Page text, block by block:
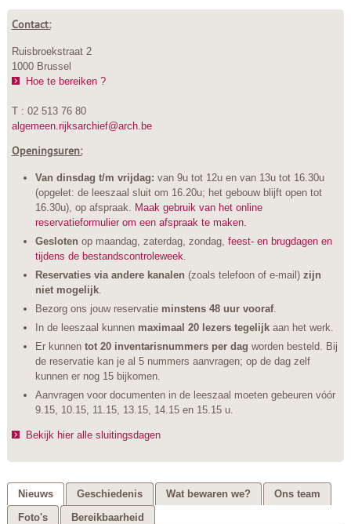
Contact:
Ruisbroekstraat 2
1000 Brussel
Hoe te bereiken ?
T : 02 513 76 80
algemeen.rijksarchief@arch.be
Openingsuren:
Van dinsdag t/m vrijdag: van 9u tot 12u en van 13u tot 16.30u
(opgelet: de leeszaal sluit om 16.20u; het gebouw blijft open tot
16.30u), op afspraak. Maak gebruik van het online
reservatieformulier om een afspraak te maken.
Gesloten op maandag, zaterdag, zondag, feest- en brugdagen en
tijdens de bestandscontroleweek.
Reservaties via andere kanalen (zoals telefoon of e-mail) zijn
niet mogelijk.
Bezorg ons jouw reservatie minstens 48 uur vooraf.
In de leeszaal kunnen maximaal 20 lezers tegelijkaan het werk.
Er kunnen tot 20 inventarisnummers per dag worden besteld. Bij
de reservatie kan je al 5 nummers aanvragen; op de dag zelf
kunnen er nog 15 bijkomen.
Aanvragen voor documenten in de leeszaal moeten gebeuren vóór
9.15, 10.15, 11.15, 13.15, 14.15 en 15.15 u.
Bekijk hier alle sluitingsdagen
Nieuws Geschiedenis Wat bewaren we?
Ons team
Foto's
Bereikbaarheid